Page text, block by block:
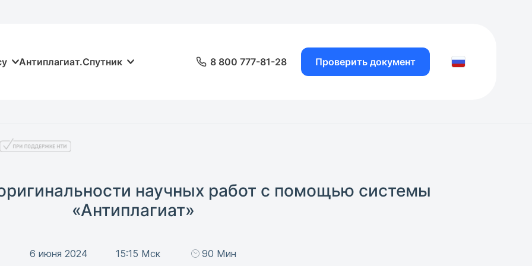
Антиплагиат.Спутник 8 800 777-81-28 Проверить документ
научных работ с помощью системы
«Антиплагиат»
6 июня 2024 15:15 Мск 90 Мин